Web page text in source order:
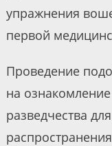
упражнения
первой
Проведение
на
разведчества